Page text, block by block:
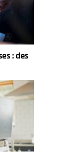
: des